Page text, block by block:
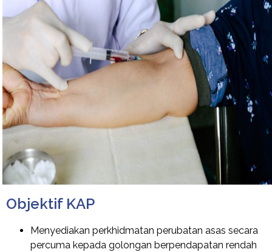
Objektif KAP
Menyediakan perkhidmatan perubatan asas secara
percuma kepada golongan berpendapatan rendah